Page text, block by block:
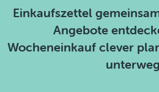
Einkaufszettel
Angebote
Wocheneinkauf clever